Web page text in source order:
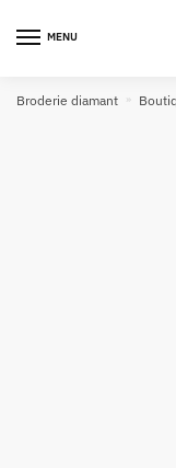
MENU
Broderie diamant »